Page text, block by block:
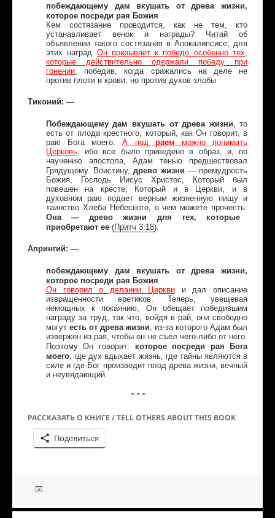
побеждающему дам вкушать от древа жизни,
которое посреди рая Божия
Кем состязание проводится, как не тем, кто
устанавливает венок и награды? Читай об
объявлении такого состязания в Апокалипсисе; для
этих наград Он призывает к победе особенно тех,
которые действительно одержали победу при
гонении, победив, когда сражались на деле не
против плоти и крови, но против духов злобы
Тиконий: —
Побеждающему дам вкушать от древа жизни , то
есть от плода крестного, который, как Он говорит, в
раю Бога моего.А под раем можно понимать
Церковь, ибо все было приведено в образ, и, по
научению апостола, Адам тенью предшествовал
Грядущему. Воистину,древо жизни — премудрость
Божия, Господь Иисус Христос, Который был
повешен на кресте, Который и в Церкви, и в
духовном раю подает верным жизненную пищу и
таинство Хлеба Небесного, о чем можете прочесть:
Она — древо жизни для тех, которые
приобретают ее (Притч 3:18).
Апрингий: —
побеждающему дам вкушать от древа жизни,
которое посреди рая Божия
Он говорил о делании Церквии дал описание
извращенности еретиков. Теперь, увещевая
немощных к покаянию, Он обещает победившим
награду за труд, так что, войдя в рай, они свободно
могут есть от древа жизни , из-за которого Адам был
извержен из рая, чтобы он не съел чего-либо от него.
Поэтому Он говорит: которое посреди рая Бога
моего, где дух вдыхает жизнь, где тайны являются в
силе и где Бог производит плод древа жизни, вечный
и неувядающий.
* * *
РАССКАЗАТЬ О КНИГЕ / TELL OTHERS ABOUT THIS BOOK
Поделиться